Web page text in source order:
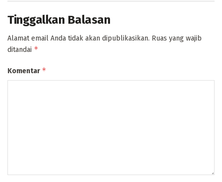
Tinggalkan Balasan
Alamat email Anda tidak akan dipublikasikan. Ruas yang wajib
ditandai *
Komentar *